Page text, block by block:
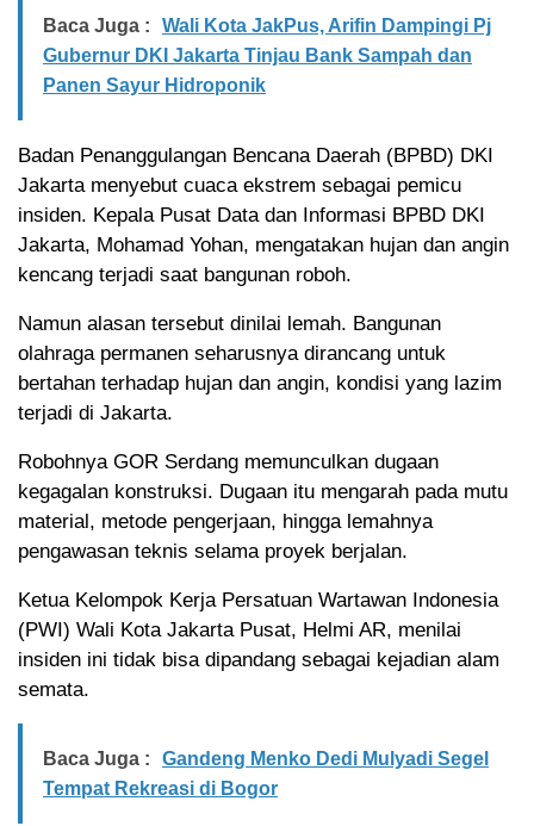
Baca Juga :
Wali Kota JakPus, Arifin Dampingi Pj
Gubernur DKI Jakarta Tinjau Bank Sampah dan
Panen Sayur Hidroponik
Badan Penanggulangan Bencana Daerah (BPBD) DKI
Jakarta menyebut cuaca ekstrem sebagai pemicu
insiden. Kepala Pusat Data dan Informasi BPBD DKI
Jakarta, Mohamad Yohan, mengatakan hujan dan angin
kencang terjadi saat bangunan roboh.
Namun alasan tersebut dinilai lemah. Bangunan
olahraga permanen seharusnya dirancang untuk
bertahan terhadap hujan dan angin, kondisi yang lazim
terjadi di Jakarta.
Robohnya GOR Serdang memunculkan dugaan
kegagalan konstruksi. Dugaan itu mengarah pada mutu
material, metode pengerjaan, hingga lemahnya
pengawasan teknis selama proyek berjalan.
Ketua Kelompok Kerja Persatuan Wartawan Indonesia
(PWI) Wali Kota Jakarta Pusat, Helmi AR, menilai
insiden ini tidak bisa dipandang sebagai kejadian alam
semata.
Baca Juga :
Gandeng Menko Dedi Mulyadi Segel
Tempat Rekreasi di Bogor